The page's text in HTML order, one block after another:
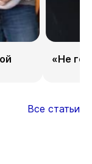
«Не
Все статьи